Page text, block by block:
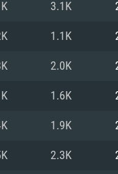
3.1K
1.1K
2.0K
1.6K
1.9K
2.3K